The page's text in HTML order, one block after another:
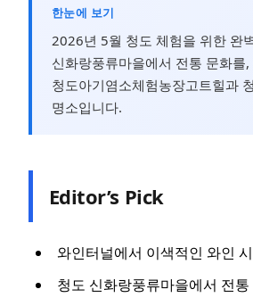
한눈에 보기
2026년 5월 청도 체험을 위한 완
신화랑풍류마을에서 전통 문화
청도아기염소체험농장고트힐과
명소입니다.
Editor’s Pick
와인터널에서 이색적인 와인
청도 신화랑풍류마을에서 전